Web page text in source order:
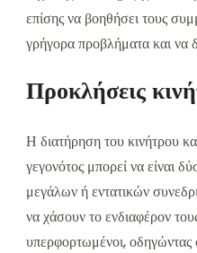
επίσης να βοηθήσει τους
γρήγορα προβλήματα και να
Προκλήσεις
Η διατήρηση του κινήτρου
γεγονότος μπορεί να είναι
μεγάλων ή εντατικών
να χάσουν το ενδιαφέρον
υπερφορτωμένοι,